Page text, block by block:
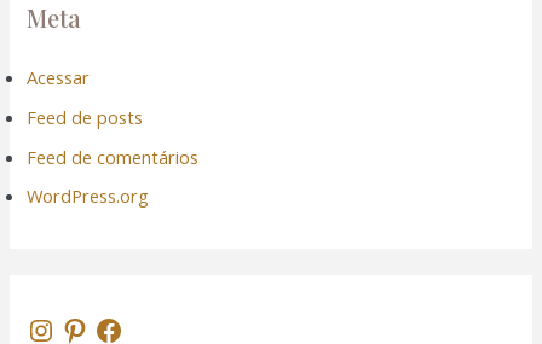
Meta
Acessar
Feed de posts
Feed de comentários
WordPress.org